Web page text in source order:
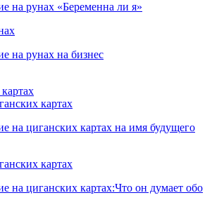
на рунах «Беременна ли я»
на рунах на бизнес
картах
на циганских картах на имя будущего
картах
на циганских картах:Что он думает обо